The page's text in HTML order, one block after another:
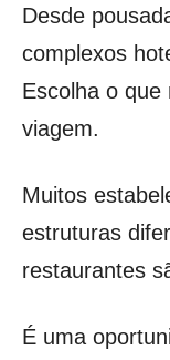
Desde
complexos
Escolha o
viagem.
Muitos
estruturas
restaurantes
É uma